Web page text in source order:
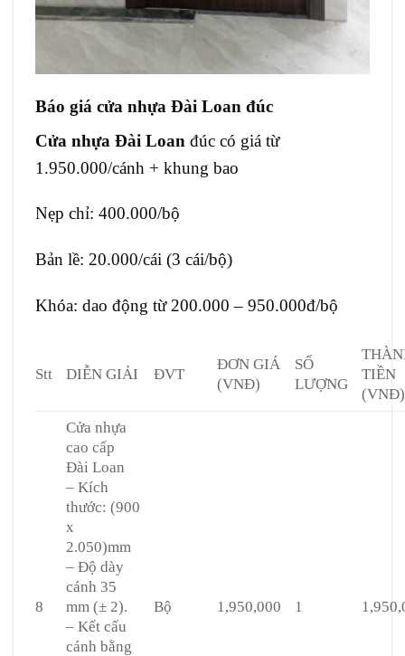
Báo giá cửa nhựa Đài Loan đúc
Cửa nhựa Đài Loan đúc có giá từ
1.950.000/cánh + khung bao
Nẹp chỉ: 400.000/bộ
Bản lề: 20.000/cái (3 cái/bộ)
Khóa: dao động từ 200.000 – 950.000đ/bộ
Stt DIỄN GIẢI ĐVT
ĐƠN GIÁ
(VNĐ)
SỐ
LƯỢNG
TIỀN
(VNĐ)
8
Cửa nhựa
cao cấp
Đài Loan
– Kích
thước: (900
x
2.050)mm
– Độ dày
cánh 35
mm (± 2).
– Kết cấu
cánh bằng
Bộ 1,950,000 1